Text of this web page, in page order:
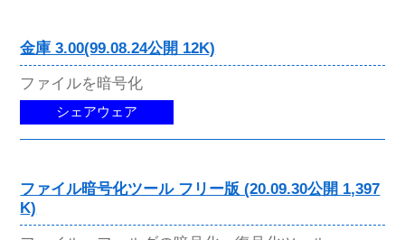
金庫 3.00(99.08.24公開 12K)
ファイルを暗号化
シェアウェア
ファイル暗号化ツール フリー版 (20.09.30公開 1,397
K)